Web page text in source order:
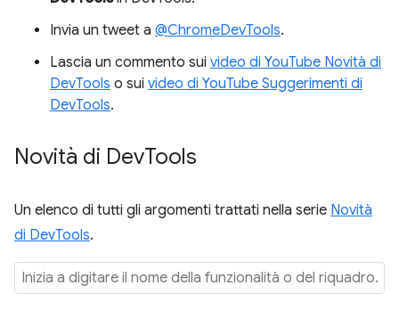
Invia un tweet a @ChromeDevTools.
Lascia un commento sui video di YouTube Novità di
DevTools o sui video di YouTube Suggerimenti di
DevTools.
Novità di DevTools
Un elenco di tutti gli argomenti trattati nella serie Novità
di DevTools.